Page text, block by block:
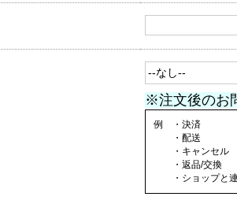
※注文後のお
例 ・決済
・配送
・キャンセル
・返品/交換
・ショップと連